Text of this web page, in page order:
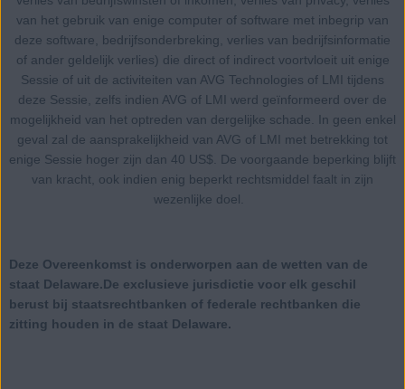
van het gebruik van enige computer of software met inbegrip van
deze software, bedrijfsonderbreking, verlies van bedrijfsinformatie
of ander geldelijk verlies) die direct of indirect voortvloeit uit enige
Sessie of uit de activiteiten van AVG Technologies of LMI tijdens
deze Sessie, zelfs indien AVG of LMI werd geïnformeerd over de
mogelijkheid van het optreden van dergelijke schade. In geen enkel
geval zal de aansprakelijkheid van AVG of LMI met betrekking tot
enige Sessie hoger zijn dan 40 US$. De voorgaande beperking blijft
van kracht, ook indien enig beperkt rechtsmiddel faalt in zijn
wezenlijke doel.
Deze Overeenkomst is onderworpen aan de wetten van de
staat Delaware.De exclusieve jurisdictie voor elk geschil
berust bij staatsrechtbanken of federale rechtbanken die
zitting houden in de staat Delaware.